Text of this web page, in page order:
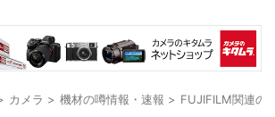
カメラ > 機材の噂情報・速報 > FUJIFILM関連の